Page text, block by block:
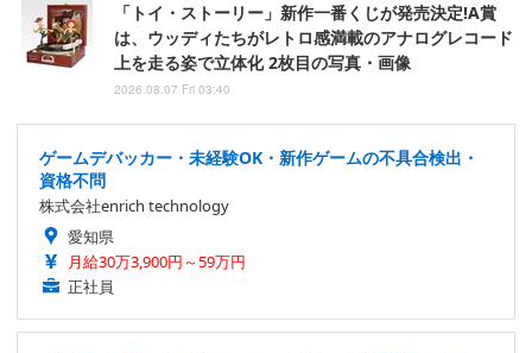
「トイ・ストーリー」新作一番くじが発売決定!A賞
は、ウッディたちがレトロ感満載のアナログレコード
上を走る姿で立体化 2枚目の写真・画像
2026.08.07 Fri 03:40
ゲームデバッカー・未経験OK・新作ゲームの不具合検出・
資格不問
株式会社enrich technology
愛知県
月給30万3,900円～59万円
正社員